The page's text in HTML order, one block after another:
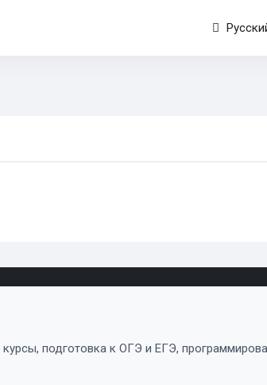
| Знакомство с
подготовка к ОГЭ и ЕГЭ,